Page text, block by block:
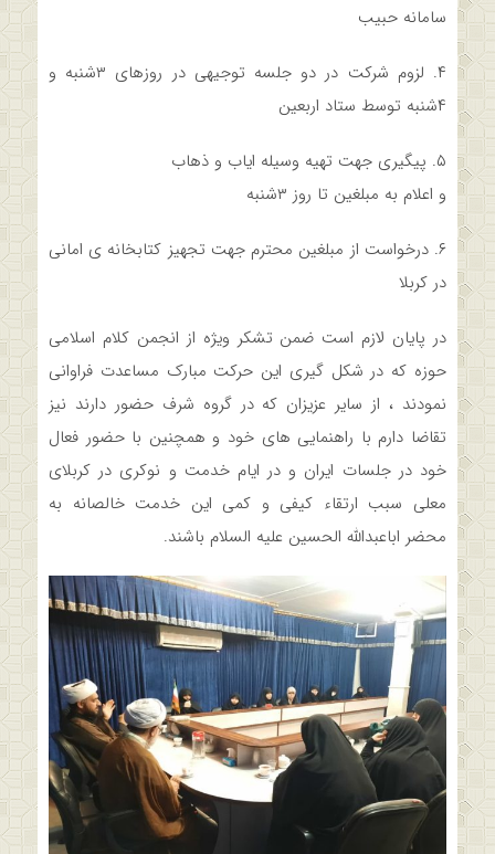
سامانه حبیب
۴. لزوم شرکت در دو جلسه توجیهی در روزهای ۳شنبه و
۴شنبه توسط ستاد اربعین
۵. پیگیری جهت تهیه وسیله ایاب و ذهاب
و اعلام به مبلغین تا روز ۳شنبه
۶. درخواست از مبلغین محترم جهت تجهیز کتابخانه ی امانی
در کربلا
در پایان لازم است ضمن تشکر ویژه از انجمن کلام اسلامی
حوزه که در شکل گیری این حرکت مبارک مساعدت فراوانی
نمودند ، از سایر عزیزان که در گروه شرف حضور دارند نیز
تقاضا دارم با راهنمایی های خود و همچنین با حضور فعال
خود در جلسات ایران و در ایام خدمت و نوکری در کربلای
معلی سبب ارتقاء کیفی و کمی این خدمت خالصانه به
محضر اباعبدالله الحسین علیه السلام باشند.